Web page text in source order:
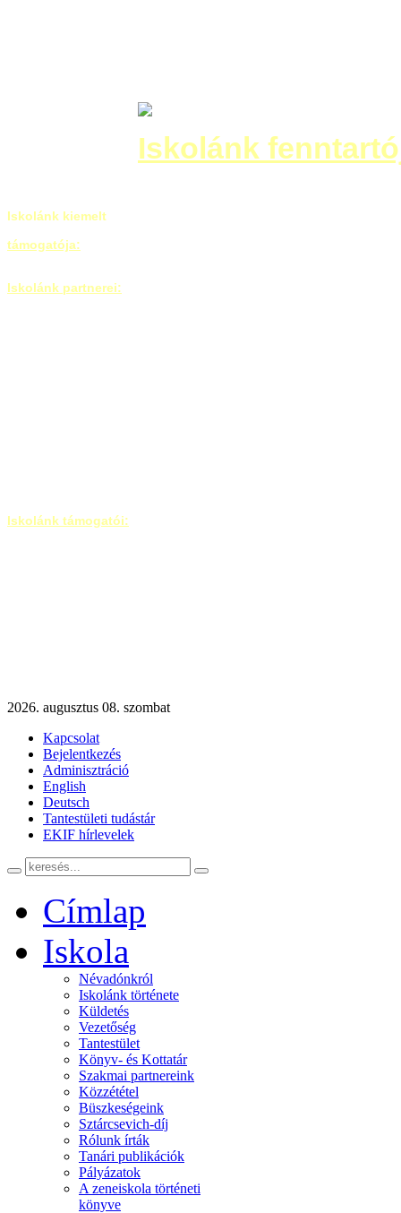
Iskolánk
Iskolánk kiemelt
támogatója:
Iskolánk partnerei:
Iskolánk támogatói:
2026. augusztus 08. szombat
Kapcsolat
Bejelentkezés
Adminisztráció
English
Deutsch
Tantestületi tudástár
EKIF hírlevelek
Címlap
Iskola
Névadónkról
Iskolánk története
Küldetés
Vezetőség
Tantestület
Könyv- és Kottatár
Szakmai partnereink
Közzététel
Büszkeségeink
Sztárcsevich-díj
Rólunk írták
Tanári publikációk
Pályázatok
A zeneiskola történeti
könyve